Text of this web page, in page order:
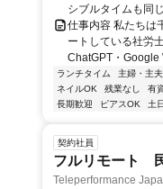
シブルタイムも同
仕事内容 私たちは
ートしている社労
ChatGPT・Google
ランチタイム 主婦・主
ネイルOK
残業なし 有
長期歓迎
ピアスOK 土
契約社員
フルリモート
Teleperformance